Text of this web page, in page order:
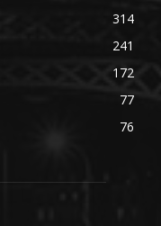
314
241
172
77
76